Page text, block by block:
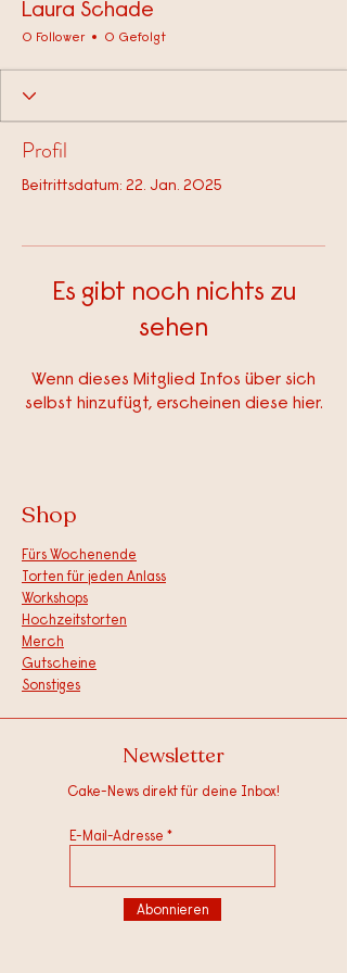
Laura Schade
0 Follower 0 Gefolgt
Profil
Beitrittsdatum: 22. Jan. 2025
Es gibt noch nichts zu
sehen
Wenn dieses Mitglied Infos über sich
selbst hinzufügt, erscheinen diese hier.
Shop
Fürs Wochenende
Torten für jeden Anlass
Workshops
Hochzeitstorten
Merch
Gutscheine
Sonstiges
Newsletter
Cake-News direkt für deine Inbox!
E-Mail-Adresse
Abonnieren